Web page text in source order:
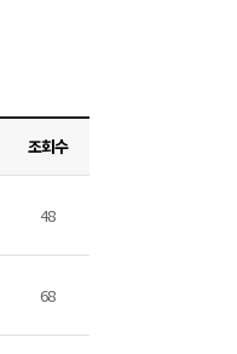
조회수
48
68